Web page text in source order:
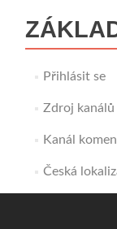
Přihlásit se
Zdroj kanálů
Kanál
Česká